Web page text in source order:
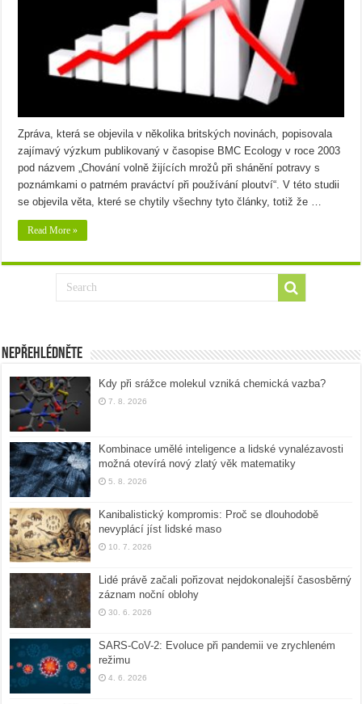
Zpráva, která se objevila v několika britských novinách, popisovala
zajímavý výzkum publikovaný v časopise BMC Ecology v roce 2003
pod názvem „Chování volně žijících mrožů při shánění potravy s
poznámkami o patrném praváctví při používání ploutví“. V této studii
se objevila věta, které se chytily všechny tyto články, totiž že …
Read More »
Nepřehlédněte
Kdy při srážce molekul vzniká chemická vazba?
7. 8. 2026
Kombinace umělé inteligence a lidské vynalézavosti
možná otevírá nový zlatý věk matematiky
5. 8. 2026
Kanibalistický kompromis: Proč se dlouhodobě
nevyplácí jíst lidské maso
10. 7. 2026
Lidé právě začali pořizovat nejdokonalejší časosběrný
záznam noční oblohy
30. 6. 2026
SARS-CoV-2: Evoluce při pandemii ve zrychleném
režimu
4. 6. 2026